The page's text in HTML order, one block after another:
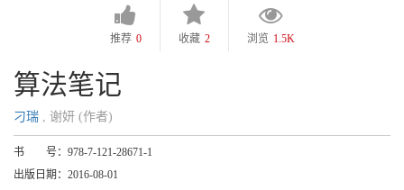
推荐 0 收藏 2 浏览 1.5K
算法笔记
刁瑞 , 谢妍 (作者)
书 号： 978-7-121-28671-1
出版日期： 2016-08-01